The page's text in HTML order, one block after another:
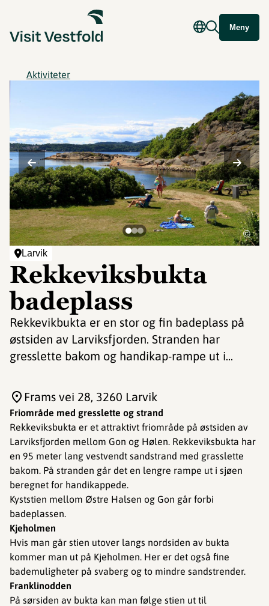
Meny
Aktiviteter
Larvik
Rekkeviksbukta
badeplass
Rekkevikbukta er en stor og fin badeplass på
østsiden av Larviksfjorden. Stranden har
gresslette bakom og handikap-rampe ut i...
©
Friområde med gresslette og strand
Rekkeviksbukta er et attraktivt friområde på østsiden av
Larviksfjorden mellom Gon og Hølen. Rekkeviksbukta har
en 95 meter lang vestvendt sandstrand med grasslette
bakom. På stranden går det en lengre rampe ut i sjøen
beregnet for handikappede.
​​​​Kyststien mellom Østre Halsen og Gon går forbi
badeplassen.
Kjeholmen
Hvis man går stien utover langs nordsiden av bukta
kommer man ut på Kjeholmen. Her er det også fine
bademuligheter på svaberg og to mindre sandstrender.
Franklinodden
På sørsiden av bukta kan man følge stien ut til
Frams vei 28, 3260 Larvik